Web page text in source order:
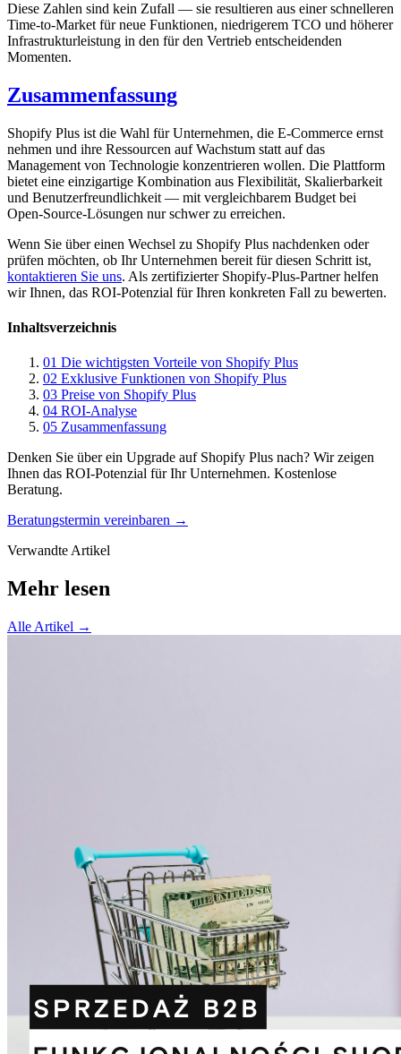
Diese Zahlen sind kein Zufall — sie resultieren aus einer schnelleren
Time-to-Market für neue Funktionen, niedrigerem TCO und höherer
Infrastrukturleistung in den für den Vertrieb entscheidenden
Momenten.
Zusammenfassung
Shopify Plus ist die Wahl für Unternehmen, die E-Commerce ernst
nehmen und ihre Ressourcen auf Wachstum statt auf das
Management von Technologie konzentrieren wollen. Die Plattform
bietet eine einzigartige Kombination aus Flexibilität, Skalierbarkeit
und Benutzerfreundlichkeit — mit vergleichbarem Budget bei
Open-Source-Lösungen nur schwer zu erreichen.
Wenn Sie über einen Wechsel zu Shopify Plus nachdenken oder
prüfen möchten, ob Ihr Unternehmen bereit für diesen Schritt ist,
kontaktieren Sie uns. Als zertifizierter Shopify-Plus-Partner helfen
wir Ihnen, das ROI-Potenzial für Ihren konkreten Fall zu bewerten.
Inhaltsverzeichnis
01 Die wichtigsten Vorteile von Shopify Plus
02 Exklusive Funktionen von Shopify Plus
03 Preise von Shopify Plus
04 ROI-Analyse
05 Zusammenfassung
Denken Sie über ein Upgrade auf Shopify Plus nach? Wir zeigen
Ihnen das ROI-Potenzial für Ihr Unternehmen. Kostenlose
Beratung.
Beratungstermin vereinbaren →
Verwandte Artikel
Mehr lesen
Alle Artikel →